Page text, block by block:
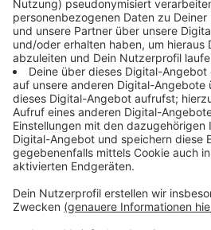
in einem Mönchengladbacher
Die Zahl der Corona-Fälle bei
heute erneut angestiegen. Die
Infektionen - damit sind in
Anfang März insgesamt 168
Patienten bei uns gelten als
Anzeige